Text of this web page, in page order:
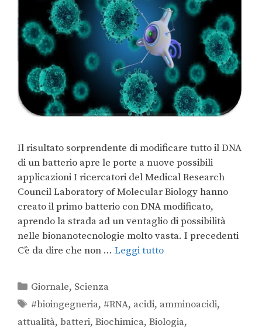
Il risultato sorprendente di modificare tutto il DNA
di un batterio apre le porte a nuove possibili
applicazioni I ricercatori del Medical Research
Council Laboratory of Molecular Biology hanno
creato il primo batterio con DNA modificato,
aprendo la strada ad un ventaglio di possibilità
nelle bionanotecnologie molto vasta. I precedenti
C’è da dire che non … Leggi tutto
Giornale, Scienza
#bioingegneria, #RNA, acidi, amminoacidi,
attualità, batteri, Biochimica, Biologia,